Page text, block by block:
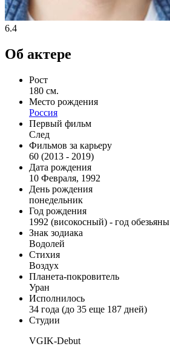
6.4
Об актере
Рост
180 см.
Место рождения
Россия
Первый фильм
След
Фильмов за карьеру
60 (2013 - 2019)
Дата рождения
10 Февраля, 1992
День рождения
понедельник
Год рождения
1992 (високосный) - год обезьяны
Знак зодиака
Водолей
Стихия
Воздух
Планета-покровитель
Уран
Исполнилось
34 года (до 35 еще 187 дней)
Студии
VGIK-Debut